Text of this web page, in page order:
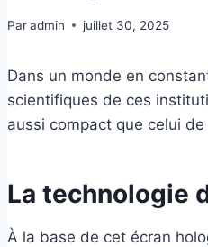
Paradmin juillet 30, 2025
Dans un monde en
scientifiques de ces
aussi compact que celui
La technologie
À la base de cet écran